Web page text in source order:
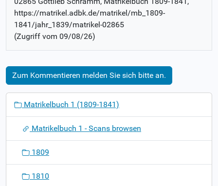
https://matrikel.adbk.de/matrikel/mb_1809-
1841/jahr_1839/matrikel-02865
(Zugriff vom 09/08/26)
Zum Kommentieren melden Sie sich bitte an.
Matrikelbuch 1 (1809-1841)
Matrikelbuch 1 - Scans browsen
1809
1810